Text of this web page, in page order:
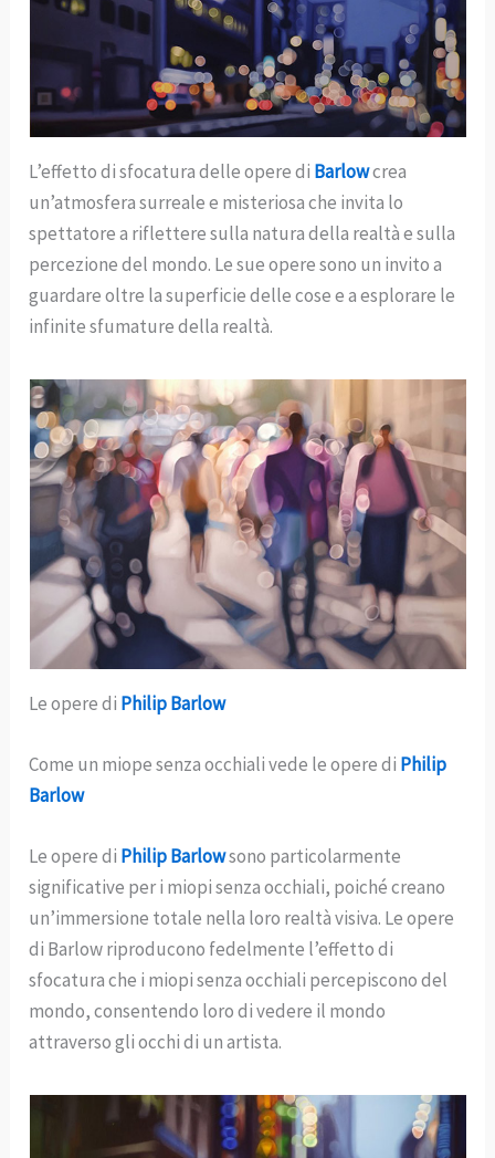
L’effetto di sfocatura delle opere di Barlowcrea
un’atmosfera surreale e misteriosa che invita lo
spettatore a riflettere sulla natura della realtà e sulla
percezione del mondo. Le sue opere sono un invito a
guardare oltre la superficie delle cose e a esplorare le
infinite sfumature della realtà.
Le opere di Philip Barlow
Come un miope senza occhiali vede le opere di Philip
Barlow
Le opere di Philip Barlowsono particolarmente
significative per i miopi senza occhiali, poiché creano
un’immersione totale nella loro realtà visiva. Le opere
di Barlow riproducono fedelmente l’effetto di
sfocatura che i miopi senza occhiali percepiscono del
mondo, consentendo loro di vedere il mondo
attraverso gli occhi di un artista.